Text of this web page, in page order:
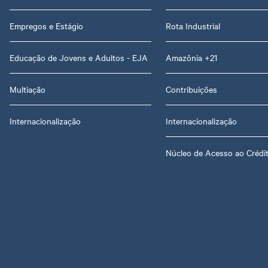
Empregos e Estágio
Educação de Jovens e Adultos - EJA
Multiação
Internacionalização
Rota Industrial
Amazônia +21
Contribuições
Internacionalização
Núcleo de Acesso ao